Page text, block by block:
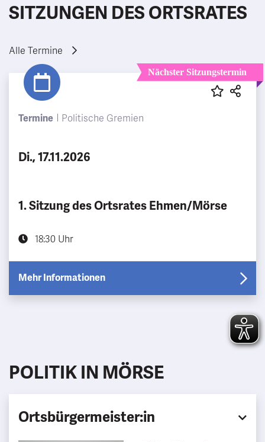
SITZUNGEN DES ORTSRATES
Alle Termine
Nächster Sitzungstermin
Termine Politische Gremien
Di., 17.11.2026
1. Sitzung des Ortsrates Ehmen/Mörse
18:30 Uhr
Mehr Informationen
POLITIK IN MÖRSE
Ortsbürgermeister:in